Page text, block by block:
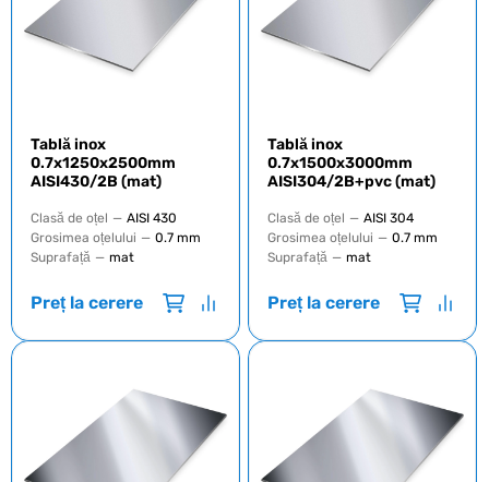
Tablă inox
0.7х1250х2500mm
AISI430/2B (mat)
Clasă de oțel — AISI 430
Grosimea oțelului — 0.7 mm
Suprafață — mat
Preț la cerere
Tablă inox
0.7х1500х3000mm
AISI304/2B+pvc (mat)
Clasă de oțel — AISI 304
Grosimea oțelului — 0.7 mm
Suprafață — mat
Preț la cerere